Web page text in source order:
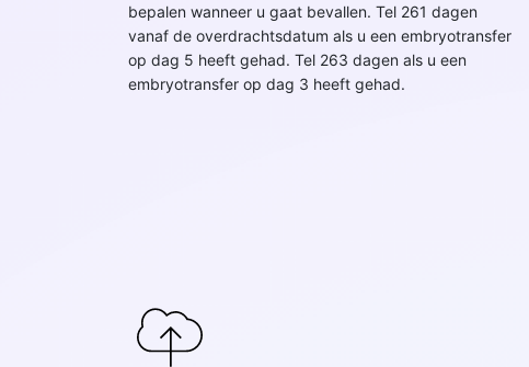
bepalen wanneer u gaat bevallen. Tel 261 dagen
vanaf de overdrachtsdatum als u een embryotransfer
op dag 5 heeft gehad. Tel 263 dagen als u een
embryotransfer op dag 3 heeft gehad.